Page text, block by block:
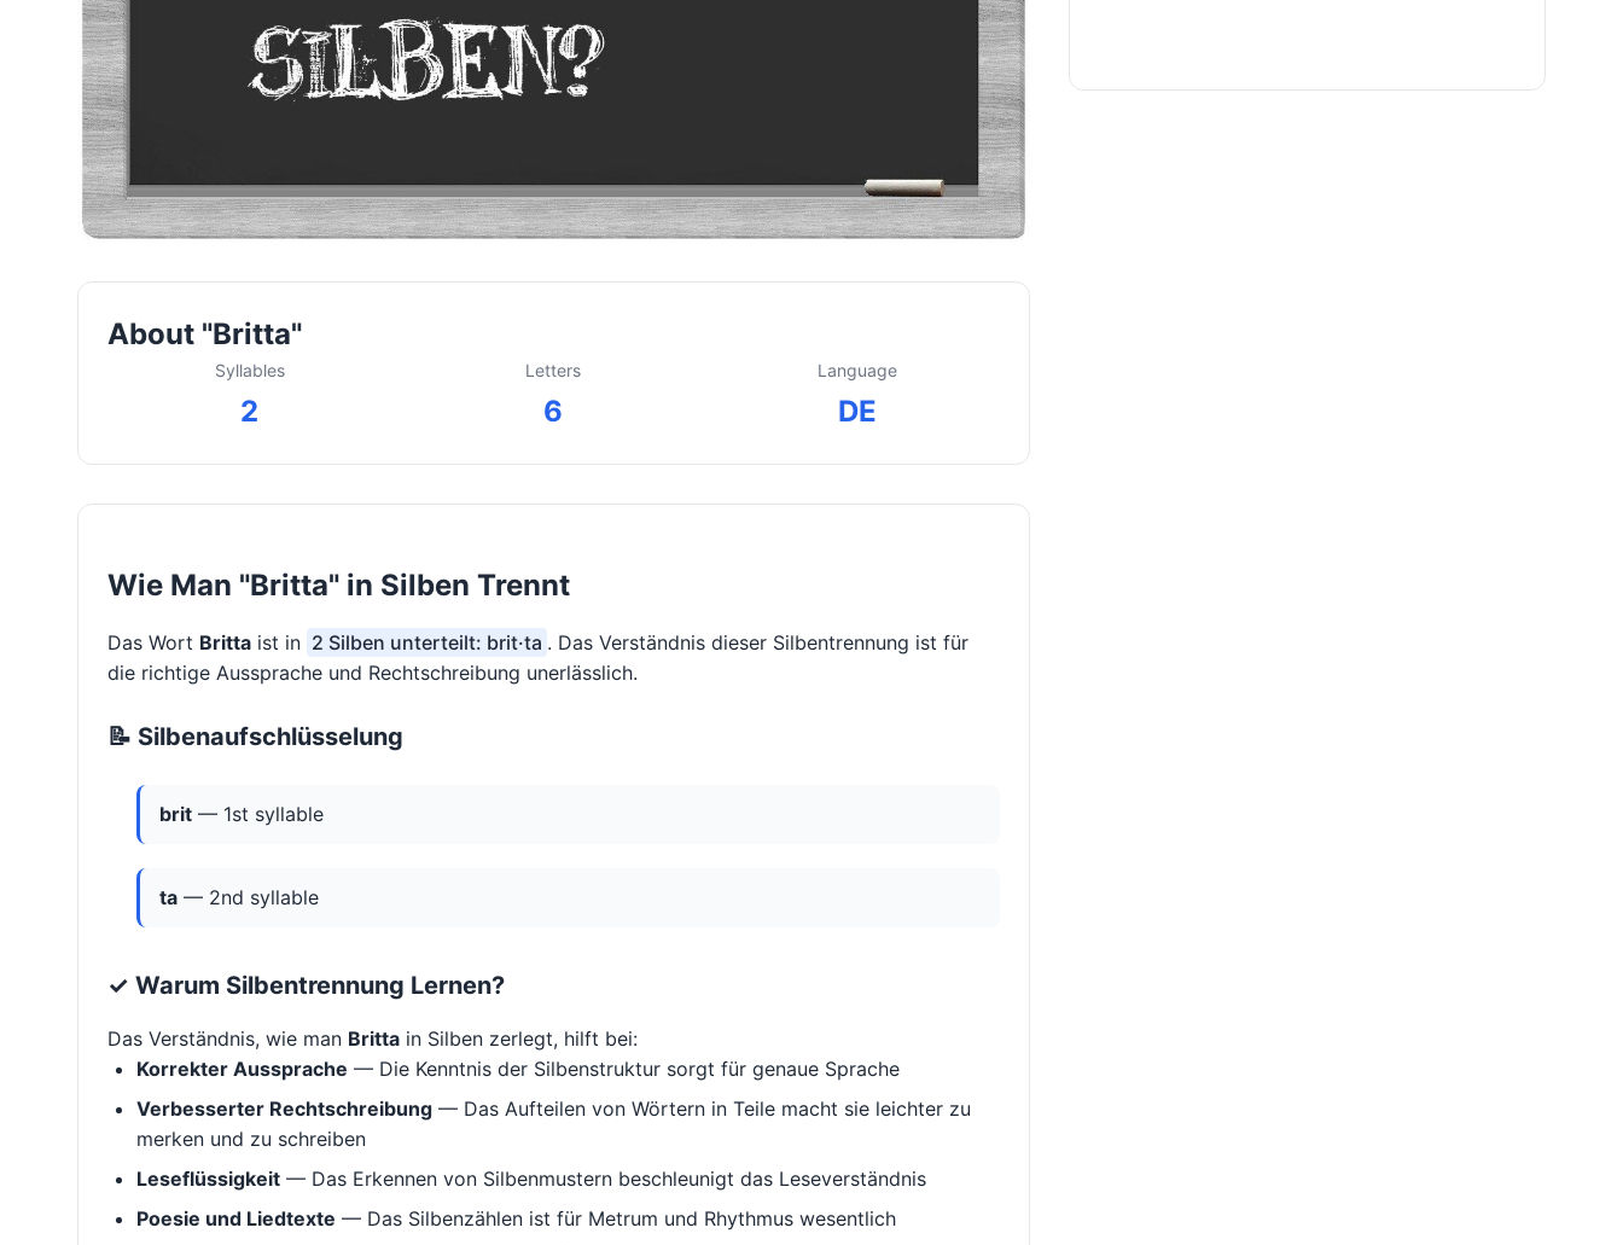
About "Britta"
Syllables
2
Letters
6
Language
DE
Wie Man "Britta" in Silben Trennt
Das Wort Britta ist in 2 Silben unterteilt: brit·ta . Das Verständnis dieser Silbentrennung ist für
die richtige Aussprache und Rechtschreibung unerlässlich.
📝 Silbenaufschlüsselung
brit — 1st syllable
ta — 2nd syllable
✓ Warum Silbentrennung Lernen?
Das Verständnis, wie man Britta in Silben zerlegt, hilft bei:
Korrekter Aussprache — Die Kenntnis der Silbenstruktur sorgt für genaue Sprache
Verbesserter Rechtschreibung — Das Aufteilen von Wörtern in Teile macht sie leichter zu
merken und zu schreiben
Leseflüssigkeit — Das Erkennen von Silbenmustern beschleunigt das Leseverständnis
Poesie und Liedtexte — Das Silbenzählen ist für Metrum und Rhythmus wesentlich